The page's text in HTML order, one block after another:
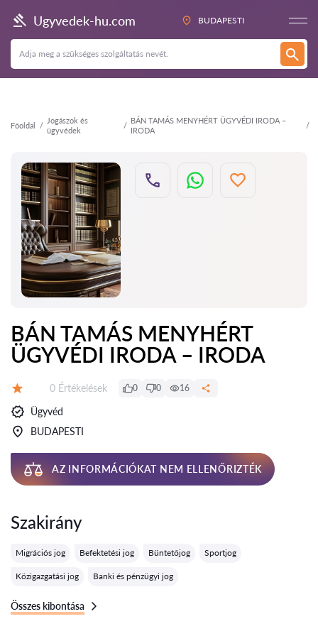
Ugyvedek-hu.com BUDAPESTI
Főoldal
Jogászok és
ügyvédek
BÁN TAMÁS MENYHÉRT ÜGYVÉDI IRODA –
IRODA
Vissza
BÁN TAMÁS MENYHÉRT
ÜGYVÉDI IRODA – IRODA
Értékelések:
0 Értékelések 0 0 16
Ügyvéd
BUDAPESTI
AZ INFORMÁCIÓKAT NEM ELLENŐRIZTÉK
Szakirány
Migrációs jog Befektetési jog Büntetőjog Sportjog
Közigazgatási jog Banki és pénzügyi jog
Összes kibontása